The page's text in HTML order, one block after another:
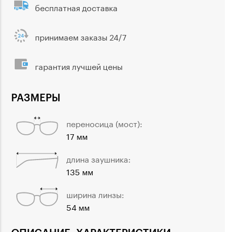
РАЗМЕРЫ
переносица (мост):
17 мм
длина заушника:
135 мм
ширина линзы:
54 мм
бесплатная доставка
принимаем заказы 24/7
гарантия лучшей цены